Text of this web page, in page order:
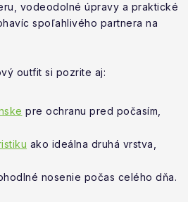
Blog
vodeodolné úpravy a praktické
spoľahlivého partnera na
outfit si pozrite aj:
pre ochranu pred počasím,
ako ideálna druhá vrstva,
nosenie počas celého dňa.